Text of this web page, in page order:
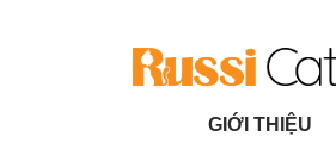
GIỚI THIỆU